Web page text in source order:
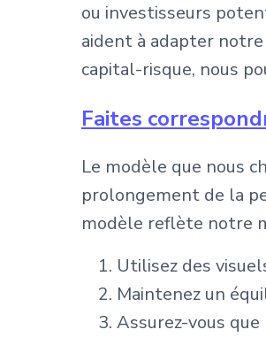
ou investisseurs
aident à adapter
capital-risque, nous
Faites
Le modèle que nous
prolongement de la
modèle reflète notre
Utilisez des
Maintenez un
Assurez-vous